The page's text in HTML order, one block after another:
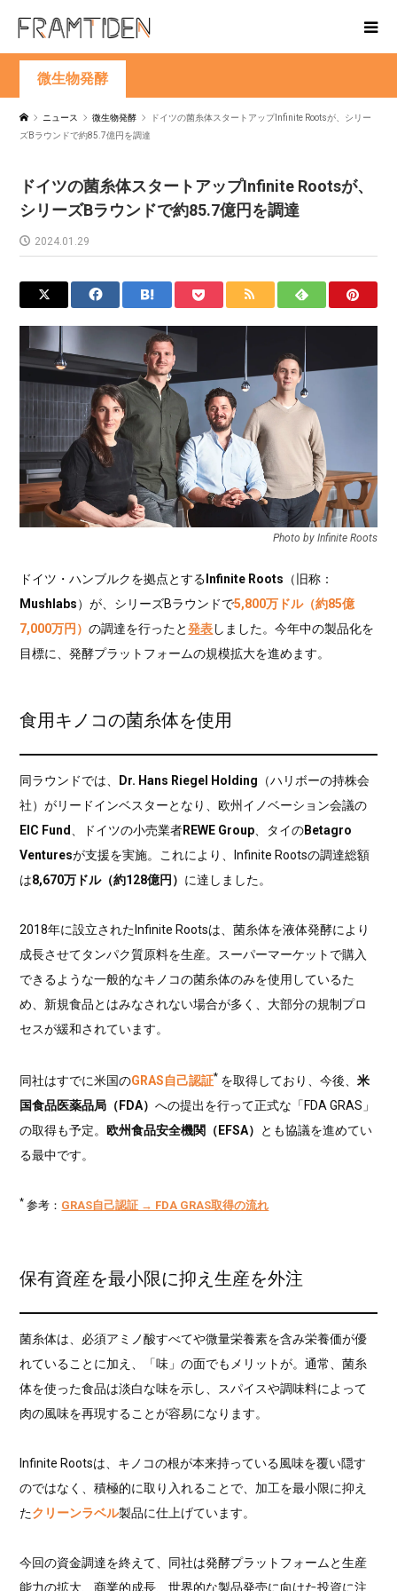
微生物発酵
ニュース 微生物発酵
ドイツの菌糸体スタートアップInfinite Rootsが、シリー
ズBラウンドで約85.7億円を調達
ドイツの菌糸体スタートアップInfinite Rootsが、
シリーズBラウンドで約85.7億円を調達
2024.01.29
Photo by Infinite Roots
ドイツ・ハンブルクを拠点とする Infinite Roots （旧称：
Mushlabs）が、シリーズBラウンドで5,800万ドル（約85億
7,000万円）の調達を行ったと発表しました。今年中の製品化を
目標に、発酵プラットフォームの規模拡大を進めます。
食用キノコの菌糸体を使用
同ラウンドでは、 Dr. Hans Riegel Holding （ハリボーの持株会
社）がリードインベスターとなり、欧州イノベーション会議の
EIC Fund
、ドイツの小売業者REWE Group 、タイのBetagro
Venturesが支援を実施。これにより、Infinite Rootsの調達総額
は8,670万ドル（約128億円） に達しました。
2018年に設立されたInfinite Rootsは、菌糸体を液体発酵により
成長させてタンパク質原料を生産。スーパーマーケットで購入
できるような一般的なキノコの菌糸体のみを使用しているた
め、新規食品とはみなされない場合が多く、大部分の規制プロ
セスが緩和されています。
同社はすでに米国のGRAS自己認証* を取得しており、今後、米
国食品医薬品局（FDA）への提出を行って正式な「FDA GRAS」
の取得も予定。 欧州食品安全機関（EFSA） とも協議を進めてい
る最中です。
* 参考： GRAS自己認証 → FDA GRAS取得の流れ
保有資産を最小限に抑え生産を外注
菌糸体は、必須アミノ酸すべてや微量栄養素を含み栄養価が優
れていることに加え、「味」の面でもメリットが。通常、菌糸
体を使った食品は淡白な味を示し、スパイスや調味料によって
肉の風味を再現することが容易になります。
Infinite Rootsは、キノコの根が本来持っている風味を覆い隠す
のではなく、積極的に取り入れることで、加工を最小限に抑え
たクリーンラベル製品に仕上げています。
今回の資金調達を終えて、同社は発酵プラットフォームと生産
能力の拡大、商業的成長、世界的な製品発売に向けた投資に注